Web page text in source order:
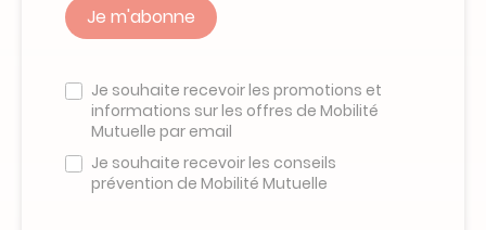
pas
remplir
champ
Je souhaite recevoir les promotions et
informations sur les offres de Mobilité
Mutuelle par email
Je souhaite recevoir les conseils
prévention de Mobilité Mutuelle